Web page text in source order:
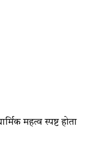
महत्व स्पष्ट होता